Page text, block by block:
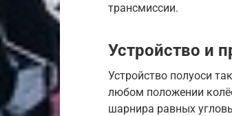
трансмиссии.
Устройство и
Устройство полуоси
любом положении
шарнира равных